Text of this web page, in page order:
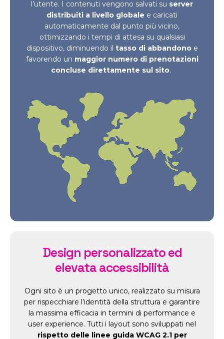
l’utente. I contenuti vengono salvati su server
distribuiti a livello globale e caricati
automaticamente dal punto più vicino,
ottimizzando i tempi di attesa su qualsiasi
dispositivo, diminuendo il tasso di abbandonoe
favorendo un maggior numero di prenotazioni
concluse direttamente sul sito.
Design personalizzato ed
elevata accessibilità
Ogni sito è un progetto unico, realizzato su misura
per rispecchiare l’identità della struttura e garantire
la massima efficacia in termini di performance e
user experience. Tutti i layout sono sviluppati nel
rispetto delle linee guida WCAG 2.1 per